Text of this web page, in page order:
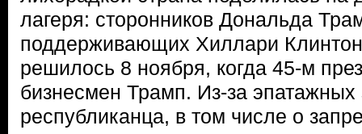
лагеря: сторонников Дональда
поддерживающих Хиллари
решилось 8 ноября, когда 45-м
бизнесмен Трамп. Из-за эпатажных
республиканца, в том числе о